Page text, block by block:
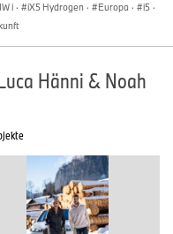
i · iX5 Hydrogen · Europa · i5 ·
Hänni & Noah